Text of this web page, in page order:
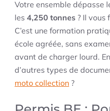
Votre ensemble dépasse
les 4,250 tonnes ? Il vous
C’est une formation
école agréée, sans
avant de charger lourd.
d’autres types de
moto collection ?